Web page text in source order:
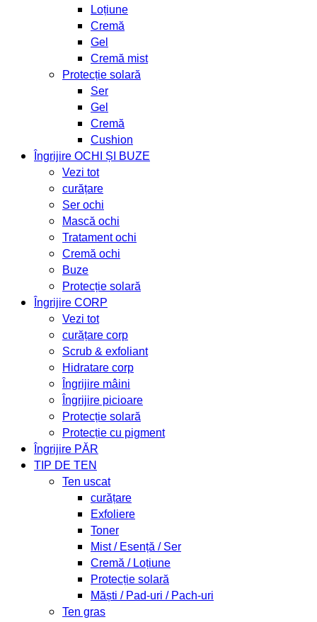
Loțiune
Cremă
Gel
Cremă mist
Protecție solară
Ser
Gel
Cremă
Cushion
Îngrijire OCHI ȘI BUZE
Vezi tot
curățare
Ser ochi
Mască ochi
Tratament ochi
Cremă ochi
Buze
Protecție solară
Îngrijire CORP
Vezi tot
curățare corp
Scrub & exfoliant
Hidratare corp
Îngrijire mâini
Îngrijire picioare
Protecție solară
Protecție cu pigment
Îngrijire PĂR
TIP DE TEN
Ten uscat
curățare
Exfoliere
Toner
Mist / Esență / Ser
Cremă / Loțiune
Protecție solară
Măști / Pad-uri / Pach-uri
Ten gras